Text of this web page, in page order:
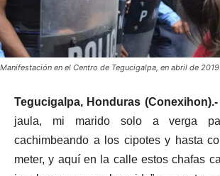
Manifestación en el Centro de Tegucigalpa, en abril de
Tegucigalpa, Honduras (Conexihon).-
jaula, mi marido solo a verga
cachimbeando a los cipotes y hasta
meter, y aquí en la calle estos chafas